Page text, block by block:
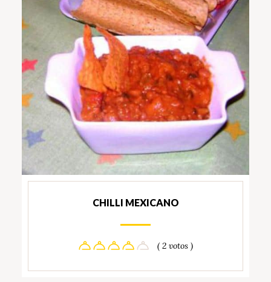
CHILLI MEXICANO
( 2 votos )